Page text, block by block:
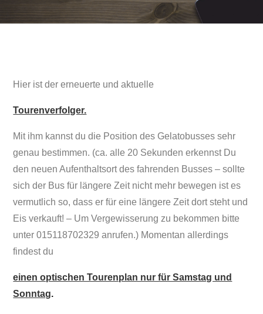
Hier ist der erneuerte und aktuelle
Tourenverfolger.
Mit ihm kannst du die Position des Gelatobusses sehr
genau bestimmen. (ca. alle 20 Sekunden erkennst Du
den neuen Aufenthaltsort des fahrenden Busses – sollte
sich der Bus für längere Zeit nicht mehr bewegen ist es
vermutlich so, dass er für eine längere Zeit dort steht und
Eis verkauft! – Um Vergewisserung zu bekommen bitte
unter 015118702329 anrufen.) Momentan allerdings
findest du
einen optischen Tourenplan nur für Samstag und
Sonntag.